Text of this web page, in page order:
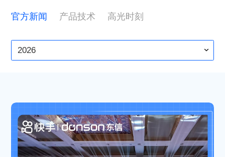
联系东信
官方新闻 产品技术 高光时刻
2026